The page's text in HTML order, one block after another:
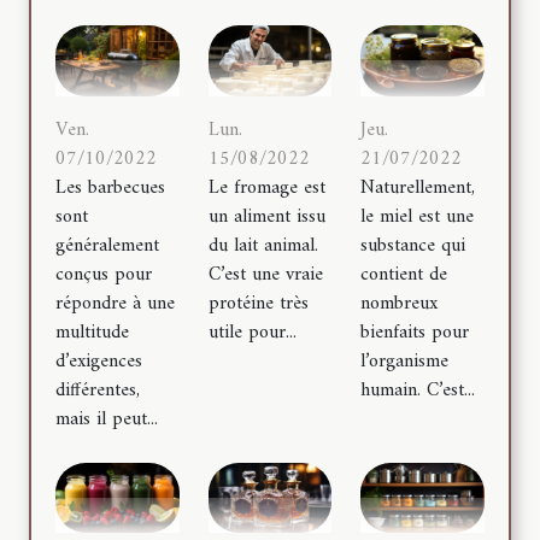
Ven.
07/10/2022
Les barbecues
sont
généralement
conçus pour
répondre à une
multitude
d’exigences
différentes,
mais il peut...
Lun.
15/08/2022
Le fromage est
un aliment issu
du lait animal.
C’est une vraie
protéine très
utile pour...
Jeu.
21/07/2022
Naturellement,
le miel est une
substance qui
contient de
nombreux
bienfaits pour
l’organisme
humain. C’est...